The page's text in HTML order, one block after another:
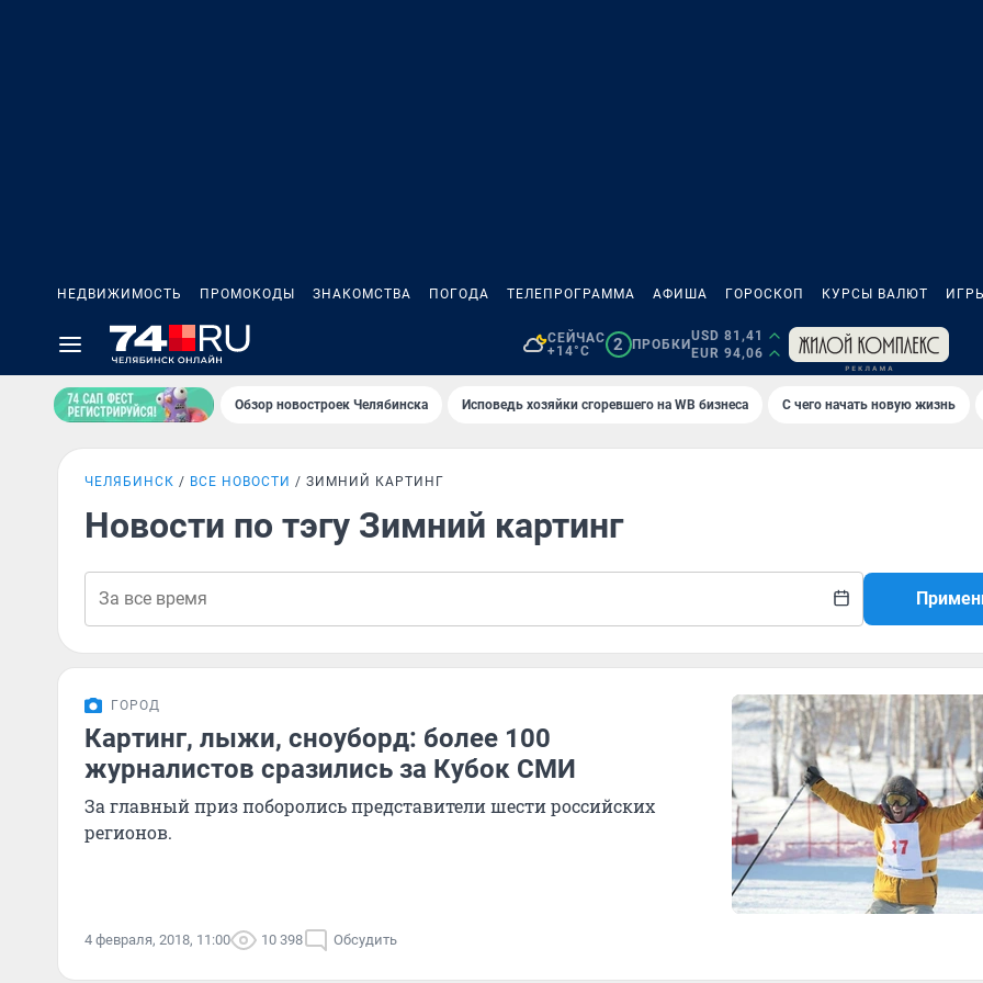
НЕДВИЖИМОСТЬ ПРОМОКОДЫ ЗНАКОМСТВА ПОГОДА ТЕЛЕПРОГРАММА АФИША ГОРОСКОП КУРСЫ ВАЛЮТ
СЕЙЧАС
+14°C
2 ПРОБКИ
USD 81,41
EUR 94,06
Обзор новостроек Челябинска Исповедь хозяйки сгоревшего на WB бизнеса С чего начать новую жизнь
ЧЕЛЯБИНСК ВСЕ НОВОСТИ ЗИМНИЙ КАРТИНГ
Новости по тэгу Зимний картинг
ГОРОД
Картинг, лыжи, сноуборд: более 100
журналистов сразились за Кубок СМИ
За главный приз поборолись представители шести российских
регионов.
4 февраля, 2018, 11:00 10 398 Обсудить